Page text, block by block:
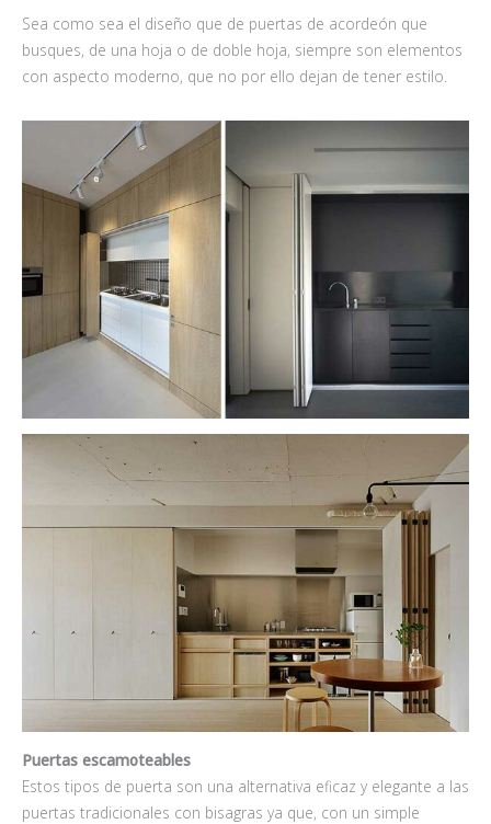
Sea como sea el diseño que de puertas de acordeón que
busques, de una hoja o de doble hoja, siempre son elementos
con aspecto moderno, que no por ello dejan de tener estilo.
Puertas escamoteables
Estos tipos de puerta son una alternativa eficaz y elegante a las
puertas tradicionales con bisagras ya que, con un simple